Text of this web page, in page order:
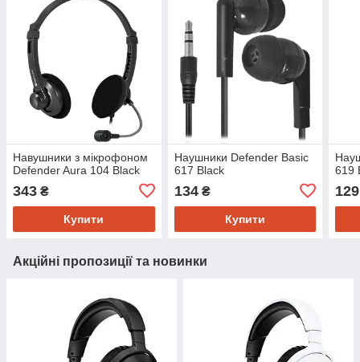
Навушники з мікрофоном
Defender Aura 104 Black
343 ₴
Купити
Наушники Defender Basic
617 Black
134₴
Купити
619
129
Акційні пропозиції та новинки